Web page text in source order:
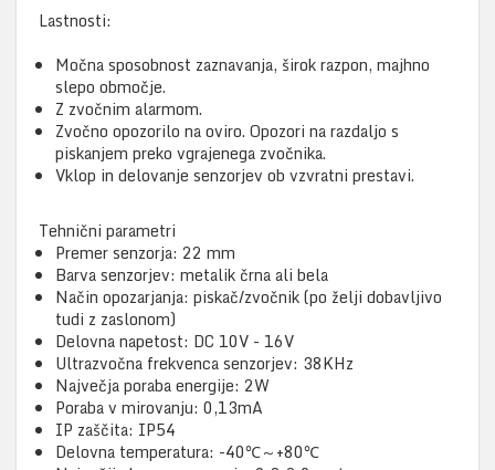
Lastnosti:
Močna sposobnost zaznavanja, širok razpon, majhno
slepo območje.
Z zvočnim alarmom.
Zvočno opozorilo na oviro. Opozori na razdaljo s
piskanjem preko vgrajenega zvočnika.
Vklop in delovanje senzorjev ob vzvratni prestavi.
Tehnični parametri
Premer senzorja: 22 mm
Barva senzorjev: metalik črna ali bela
Način opozarjanja: piskač/zvočnik (po želji dobavljivo
tudi z zaslonom)
Delovna napetost: DC 10V - 16V
Ultrazvočna frekvenca senzorjev: 38KHz
Največja poraba energije: 2W
Poraba v mirovanju: 0,13mA
IP zaščita: IP54
Delovna temperatura: -40℃～+80℃